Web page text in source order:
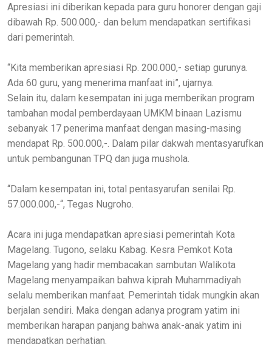
Apresiasi ini diberikan kepada para guru honorer dengan gaji
dibawah Rp. 500.000,- dan belum mendapatkan sertifikasi
dari pemerintah.
“Kita memberikan apresiasi Rp. 200.000,- setiap gurunya.
Ada 60 guru, yang menerima manfaat ini”, ujarnya.
Selain itu, dalam kesempatan ini juga memberikan program
tambahan modal pemberdayaan UMKM binaan Lazismu
sebanyak 17 penerima manfaat dengan masing-masing
mendapat Rp. 500.000,-. Dalam pilar dakwah mentasyarufkan
untuk pembangunan TPQ dan juga mushola.
“Dalam kesempatan ini, total pentasyarufan senilai Rp.
57.000.000,-“, Tegas Nugroho.
Acara ini juga mendapatkan apresiasi pemerintah Kota
Magelang. Tugono, selaku Kabag. Kesra Pemkot Kota
Magelang yang hadir membacakan sambutan Walikota
Magelang menyampaikan bahwa kiprah Muhammadiyah
selalu memberikan manfaat. Pemerintah tidak mungkin akan
berjalan sendiri. Maka dengan adanya program yatim ini
memberikan harapan panjang bahwa anak-anak yatim ini
mendapatkan perhatian.